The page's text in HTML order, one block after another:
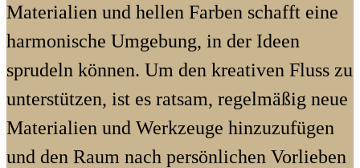
Materialien und hellen Farben schafft eine
harmonische Umgebung, in der Ideen
sprudeln können. Um den kreativen Fluss zu
unterstützen, ist es ratsam, regelmäßig neue
Materialien und Werkzeuge hinzuzufügen
und den Raum nach persönlichen Vorlieben